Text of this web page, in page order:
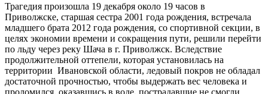
Трагедия произошла 19 декабря около 19 часов в
Приволжске, старшая сестра 2001 года рождения, встречала
младшего брата 2012 года рождения, со спортивной секции, в
целях экономии времени и сокращения пути, решили перейти
по льду через реку Шача в г. Приволжск. Вследствие
продолжительной оттепели, которая установилась на
территории Ивановской области, ледовый покров не обладал
достаточной прочностью, чтобы выдержать вес человека и
проломился, оказавшись в воде, пострадавшие не смогли